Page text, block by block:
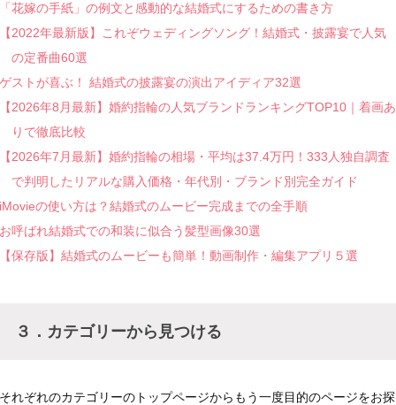
「花嫁の手紙」の例文と感動的な結婚式にするための書き方
【2022年最新版】これぞウェディングソング！結婚式・披露宴で人気
の定番曲60選
ゲストが喜ぶ！ 結婚式の披露宴の演出アイディア32選
【2026年8月最新】婚約指輪の人気ブランドランキングTOP10｜着画あ
りで徹底比較
【2026年7月最新】婚約指輪の相場・平均は37.4万円！333人独自調査
で判明したリアルな購入価格・年代別・ブランド別完全ガイド
iMovieの使い方は？結婚式のムービー完成までの全手順
お呼ばれ結婚式での和装に似合う髪型画像30選
【保存版】結婚式のムービーも簡単！動画制作・編集アプリ５選
３．カテゴリーから見つける
それぞれのカテゴリーのトップページからもう一度目的のページをお探